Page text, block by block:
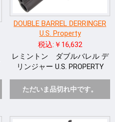
DOUBLE BARREL DERRINGER
U.S. Property
税込:￥16,632
レミントン ダブルバレル デ
リンジャー U.S. PROPERTY
ただいま品切れ中です。